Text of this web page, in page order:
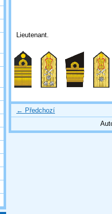
Lieutenant.
← Předchozí